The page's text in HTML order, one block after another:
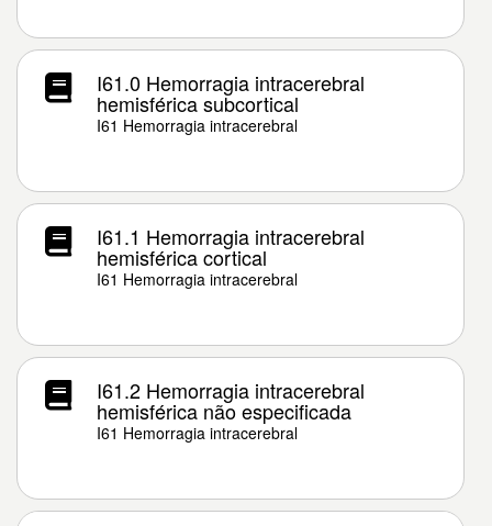
I61.0 Hemorragia intracerebral
hemisférica subcortical
I61 Hemorragia intracerebral
I61.1 Hemorragia intracerebral
hemisférica cortical
I61 Hemorragia intracerebral
I61.2 Hemorragia intracerebral
hemisférica não especificada
I61 Hemorragia intracerebral